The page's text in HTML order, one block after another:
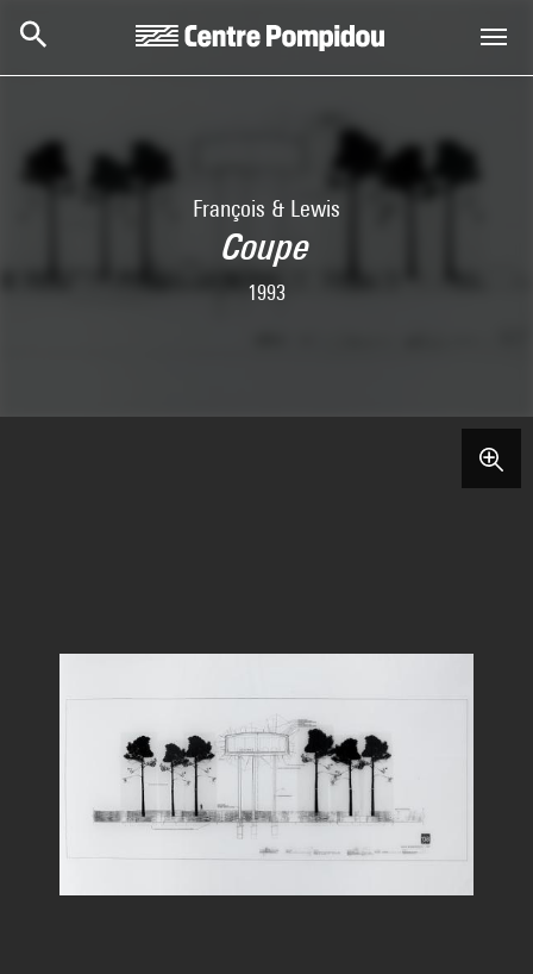
François & Lewis
Coupe
1993